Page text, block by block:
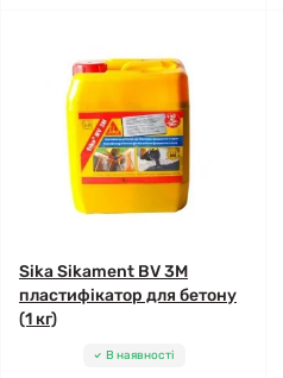
Sika Sikament BV 3M
пластифікатор для бетону
(1 кг)
В наявності